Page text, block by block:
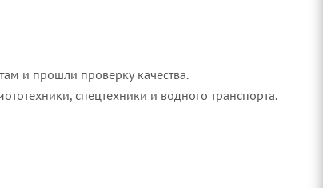
и прошли проверку качества.
спецтехники и водного транспорта.